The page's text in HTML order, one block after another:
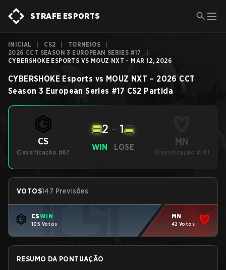
STRAFE ESPORTS
INICIAL CS2 TORNEIOS
2026 CCT SEASON 3 EUROPEAN SERIES #17
CYBERSHOKE ESPORTS VS MOUZ NXT - MAR 12, 2026
CYBERSHOKE Esports vs MOUZ NXT – 2026 CCT
Season 3 European Series #17 CS2 Partida
CS
Classificação #67
WIN
2 - 1
LOSE MN
Classificação #141
VOTOS147 Previsões
CSWIN
105 Votos
MN
42 Votos
RESUMO DA PONTUAÇÃO